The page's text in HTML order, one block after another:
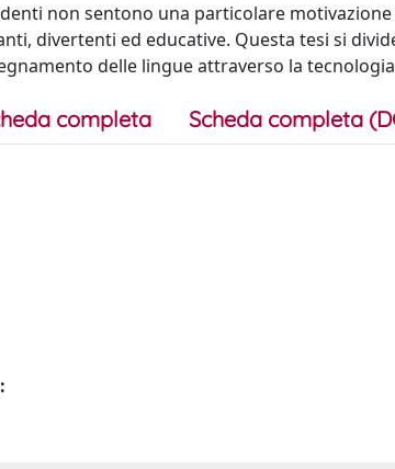
non sentono una particolare
divertenti ed educative. Questa tesi si
delle lingue attraverso la
completa Scheda completa